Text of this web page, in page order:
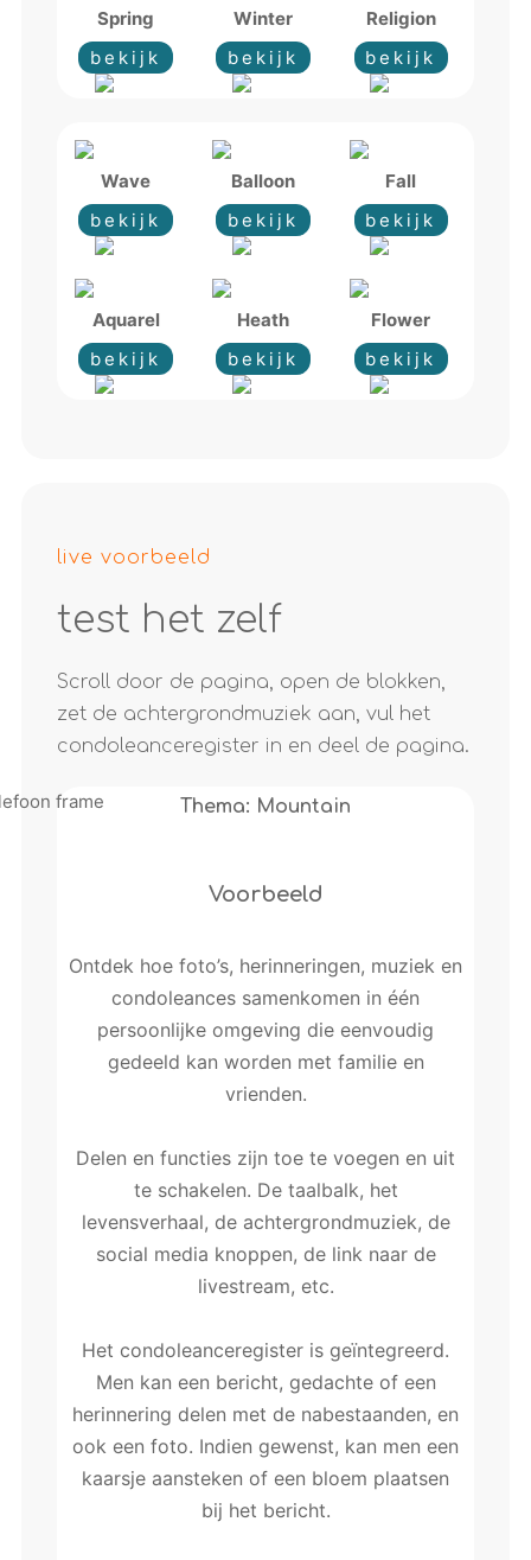
Spring
bekijk
Winter
bekijk
Religion
bekijk
Wave
bekijk
Balloon
bekijk
Fall
bekijk
Aquarel
bekijk
Heath
bekijk
Flower
bekijk
live voorbeeld
test het zelf
Scroll door de pagina, open de blokken,
zet de achtergrondmuziek aan, vul het
condoleanceregister in en deel de pagina.
Thema: Mountain
Voorbeeld
Ontdek hoe foto’s, herinneringen, muziek en
condoleances samenkomen in één
persoonlijke omgeving die eenvoudig
gedeeld kan worden met familie en
vrienden.
Delen en functies zijn toe te voegen en uit
te schakelen. De taalbalk, het
levensverhaal, de achtergrondmuziek, de
social media knoppen, de link naar de
livestream, etc.
Het condoleanceregister is geïntegreerd.
Men kan een bericht, gedachte of een
herinnering delen met de nabestaanden, en
ook een foto. Indien gewenst, kan men een
kaarsje aansteken of een bloem plaatsen
bij het bericht.